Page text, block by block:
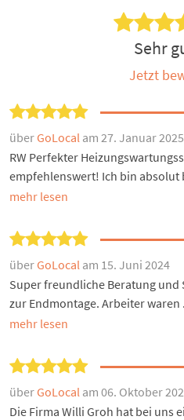
Sehr
Jetzt
überGoLocal am 27. Januar 2025
RW Perfekter
empfehlenswert! Ich bin absolut
mehr lesen
überGoLocal am 15. Juni 2024
Super freundliche Beratung und
zur Endmontage. Arbeiter waren
mehr lesen
überGoLocal am 06. Oktober
Die Firma Willi Groh hat bei uns